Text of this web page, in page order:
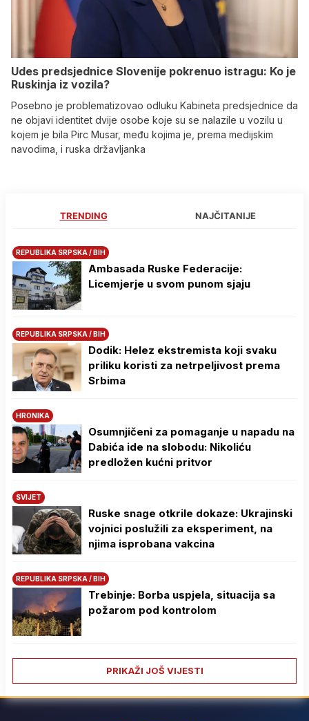
Udes predsjednice Slovenije pokrenuo istragu: Ko je
Ruskinja iz vozila?
Posebno je problematizovao odluku Kabineta predsjednice da
ne objavi identitet dvije osobe koje su se nalazile u vozilu u
kojem je bila Pirc Musar, među kojima je, prema medijskim
navodima, i ruska državljanka
TRENDING NAJČITANIJE
REPUBLIKA SRPSKA / BIH
Ambasada Ruske Federacije:
Licemjerje u svom punom sjaju
REPUBLIKA SRPSKA / BIH
Dodik: Helez ekstremista koji svaku
priliku koristi za netrpeljivost prema
Srbima
HRONIKA
Osumnjičeni za pomaganje u napadu na
Dabića ide na slobodu: Nikoliću
predložen kućni pritvor
SVIJET
Ruske snage otkrile dokaze: Ukrajinski
vojnici poslužili za eksperiment, na
njima isprobana vakcina
REPUBLIKA SRPSKA / BIH
Trebinje: Borba uspjela, situacija sa
požarom pod kontrolom
PRIKAŽI JOŠ VIJESTI